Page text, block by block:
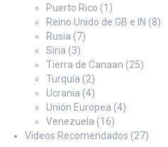
Puerto Rico (1)
Reino Unido de GB e IN (8)
Rusia (7)
Siria (3)
Tierra de Canaan (25)
Turquía (2)
Ucrania (4)
Unión Europea (4)
Venezuela (16)
Videos Recomendados (27)